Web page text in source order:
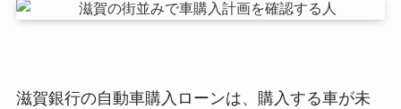
滋賀銀行の自動車購入ローンは、購入する車が未